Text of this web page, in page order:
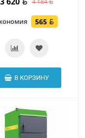
4 184
565
В КОРЗИНУ